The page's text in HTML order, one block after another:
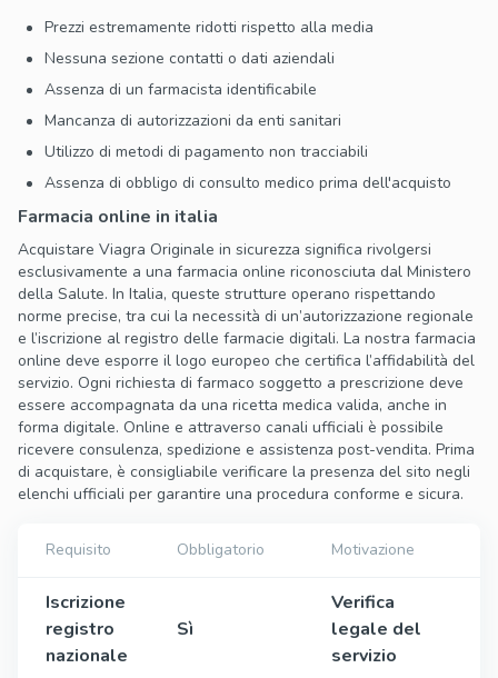
Prezzi estremamente ridotti rispetto alla media
Nessuna sezione contatti o dati aziendali
Assenza di un farmacista identificabile
Mancanza di autorizzazioni da enti sanitari
Utilizzo di metodi di pagamento non tracciabili
Assenza di obbligo di consulto medico prima dell'acquisto
Farmacia online in italia
Acquistare Viagra Originale in sicurezza significa rivolgersi
esclusivamente a una farmacia online riconosciuta dal Ministero
della Salute. In Italia, queste strutture operano rispettando
norme precise, tra cui la necessità di un’autorizzazione regionale
e l’iscrizione al registro delle farmacie digitali. La nostra farmacia
online deve esporre il logo europeo che certifica l’affidabilità del
servizio. Ogni richiesta di farmaco soggetto a prescrizione deve
essere accompagnata da una ricetta medica valida, anche in
forma digitale. Online e attraverso canali ufficiali è possibile
ricevere consulenza, spedizione e assistenza post-vendita. Prima
di acquistare, è consigliabile verificare la presenza del sito negli
elenchi ufficiali per garantire una procedura conforme e sicura.
Requisito Obbligatorio Motivazione
Iscrizione
registro
nazionale
Sì
Verifica
legale del
servizio